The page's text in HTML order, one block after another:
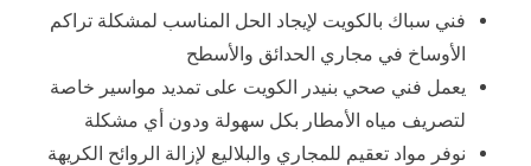
فني سباك بالكويت لإيجاد الحل المناسب لمشكلة تراكم
الأوساخ في مجاري الحدائق والأسطح
يعمل فني صحي بنيدر الكويت على تمديد مواسير خاصة
لتصريف مياه الأمطار بكل سهولة ودون أي مشكلة
نوفر مواد تعقيم للمجاري والبلاليع لإزالة الروائح الكريهة